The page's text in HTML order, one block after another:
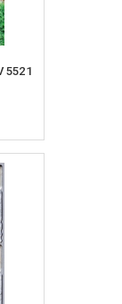
5521